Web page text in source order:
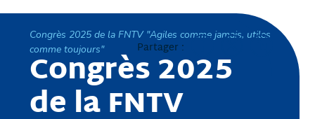
Congrès 2025 de la FNTV "Agiles comme jamais, utiles
comme toujours"
Congrès 2025
de la FNTV
Partager :